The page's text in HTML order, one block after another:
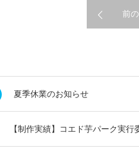
前
夏季休業のお知らせ
【制作実績】コエド芋パーク実